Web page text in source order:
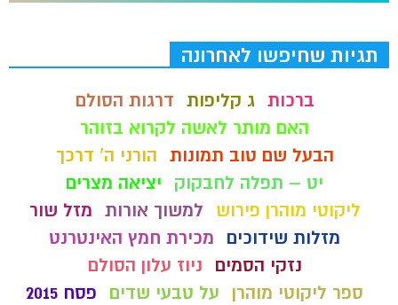
תגיות שחיפשו לאחרונה
ברכות ג קליפות דרגות הסולם
האם מותר לאשה לקרוא בזוהר
הבעל שם טוב תמונות הורני ה' דרכך
יט – תפלה לחבקוק
יציאה מצרים
ליקוטי מוהרן פירוש
למשוך אורות מזל שור
מזלות שידוכים
מכירת חמץ האינטרנט
נזקי הסמים
ניוז עלון הסולם
ספר ליקוטי מוהרן
על טבעי שדים
פסח 2015